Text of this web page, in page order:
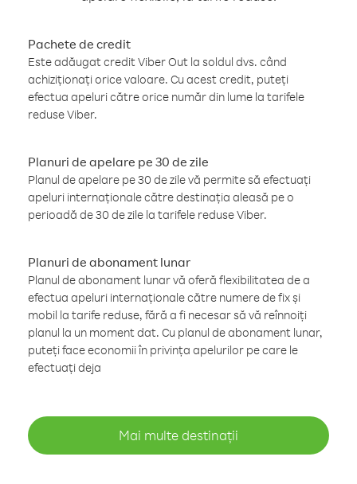
Pachete de credit
Este adăugat credit Viber Out la soldul dvs. când
achiziționați orice valoare. Cu acest credit, puteți
efectua apeluri către orice număr din lume la tarifele
reduse Viber.
Planuri de apelare pe 30 de zile
Planul de apelare pe 30 de zile vă permite să efectuați
apeluri internaționale către destinația aleasă pe o
perioadă de 30 de zile la tarifele reduse Viber.
Planuri de abonament lunar
Planul de abonament lunar vă oferă flexibilitatea de a
efectua apeluri internaționale către numere de fix și
mobil la tarife reduse, fără a fi necesar să vă reînnoiți
planul la un moment dat. Cu planul de abonament lunar,
puteți face economii în privința apelurilor pe care le
efectuați deja
Mai multe destinații